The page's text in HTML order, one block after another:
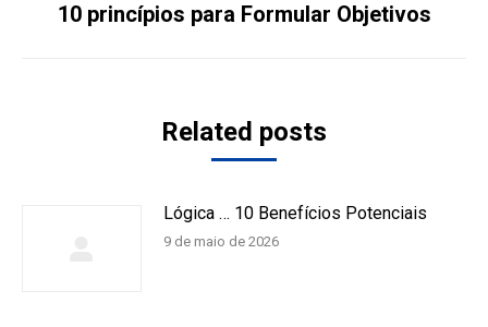
Próximo
10 princípios para Formular Objetivos
Related posts
Lógica … 10 Benefícios Potenciais
9 de maio de 2026